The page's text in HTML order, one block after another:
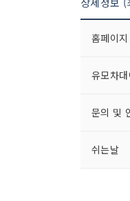
홈페이지
유모차
문의 및
쉬는날